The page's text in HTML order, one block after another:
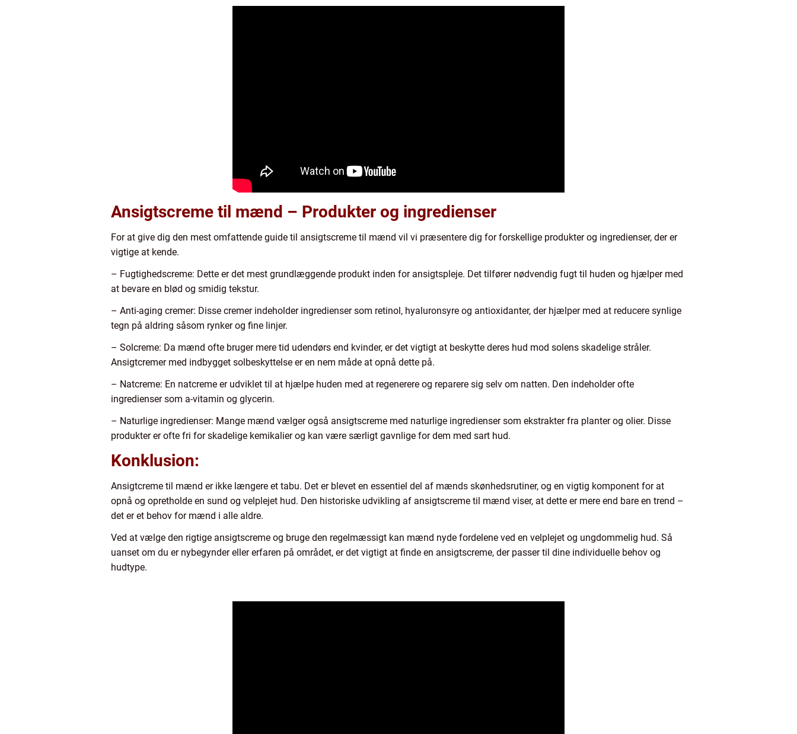
Ansigtscreme til mænd – Produkter og ingredienser
For at give dig den mest omfattende guide til ansigtscreme til mænd vil vi præsentere dig for forskellige produkter og ingredienser, der er
vigtige at kende.
– Fugtighedscreme: Dette er det mest grundlæggende produkt inden for ansigtspleje. Det tilfører nødvendig fugt til huden og hjælper med
at bevare en blød og smidig tekstur.
– Anti-aging cremer: Disse cremer indeholder ingredienser som retinol, hyaluronsyre og antioxidanter, der hjælper med at reducere synlige
tegn på aldring såsom rynker og fine linjer.
– Solcreme: Da mænd ofte bruger mere tid udendørs end kvinder, er det vigtigt at beskytte deres hud mod solens skadelige stråler.
Ansigtcremer med indbygget solbeskyttelse er en nem måde at opnå dette på.
– Natcreme: En natcreme er udviklet til at hjælpe huden med at regenerere og reparere sig selv om natten. Den indeholder ofte
ingredienser som a-vitamin og glycerin.
– Naturlige ingredienser: Mange mænd vælger også ansigtscreme med naturlige ingredienser som ekstrakter fra planter og olier. Disse
produkter er ofte fri for skadelige kemikalier og kan være særligt gavnlige for dem med sart hud.
Konklusion:
Ansigtcreme til mænd er ikke længere et tabu. Det er blevet en essentiel del af mænds skønhedsrutiner, og en vigtig komponent for at
opnå og opretholde en sund og velplejet hud. Den historiske udvikling af ansigtscreme til mænd viser, at dette er mere end bare en trend –
det er et behov for mænd i alle aldre.
Ved at vælge den rigtige ansigtscreme og bruge den regelmæssigt kan mænd nyde fordelene ved en velplejet og ungdommelig hud. Så
uanset om du er nybegynder eller erfaren på området, er det vigtigt at finde en ansigtscreme, der passer til dine individuelle behov og
hudtype.